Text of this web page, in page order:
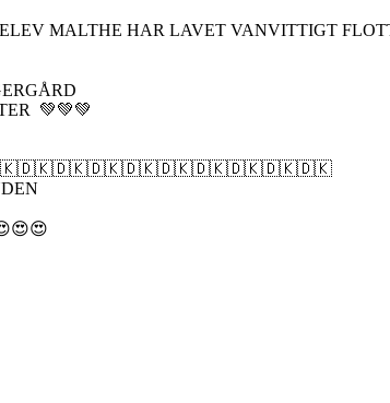
MALTHE HAR LAVET VANVITTIGT
💚💚💚